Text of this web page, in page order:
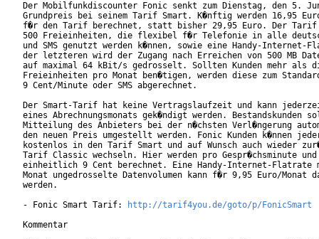
Der Mobilfunkdiscounter Fonic senkt zum Dienstag, den 5.
Grundpreis bei seinem Tarif Smart. K�nftig werden 16,95
f�r den Tarif berechnet, statt bisher 29,95 Euro. Der
500 Freieinheiten, die flexibel f�r Telefonie in alle
und SMS genutzt werden k�nnen, sowie eine Handy-Internet-
der letzteren wird der Zugang nach Erreichen von 500 MB
auf maximal 64 kBit/s gedrosselt. Sollten Kunden mehr als
Freieinheiten pro Monat ben�tigen, werden diese zum
9 Cent/Minute oder SMS abgerechnet.
Der Smart-Tarif hat keine Vertragslaufzeit und kann
eines Abrechnungsmonats gek�ndigt werden. Bestandskunden
Mitteilung des Anbieters bei der n�chsten Verl�ngerung
den neuen Preis umgestellt werden. Fonic Kunden k�nnen
kostenlos in den Tarif Smart und auf Wunsch auch wieder
Tarif Classic wechseln. Hier werden pro Gespr�chsminute und
einheitlich 9 Cent berechnet. Eine Handy-Internet-Flatrate
Monat ungedrosselte Datenvolumen kann f�r 9,95 Euro/Monat
werden.
- Fonic Smart Tarif:
http://tarif4you.de/goto/p/FonicSmart
Kommentar